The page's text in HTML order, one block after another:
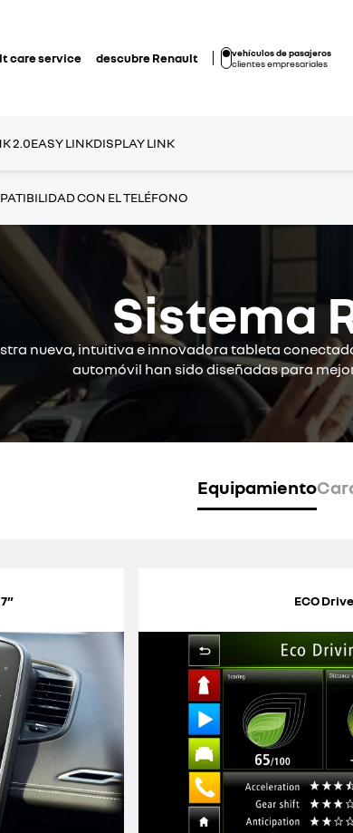
care service descubre Renault
vehículos de pasajeros
clientes empresariales
2.0EASY LINKDISPLAY LINK
CON EL TELÉFONO
Sistema
nueva, intuitiva e innovadora tableta
automóvil han sido diseñadas para
Equipamiento
ECO Drive